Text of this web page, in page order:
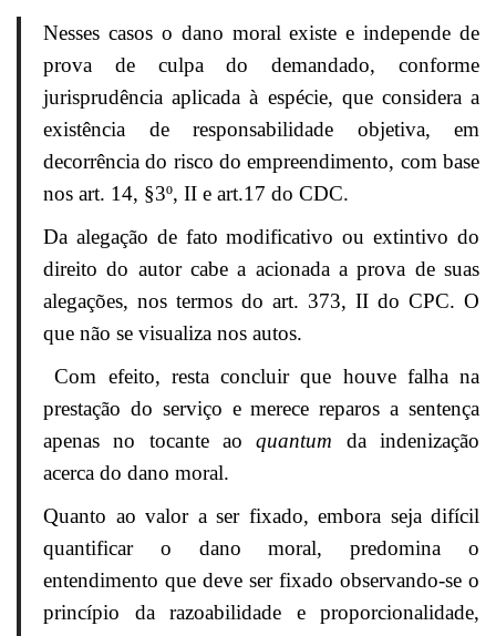
Nesses casos o dano moral existe e independe de
prova de culpa do demandado, conforme
jurisprudência aplicada à espécie, que considera a
existência de responsabilidade objetiva, em
decorrência do risco do empreendimento, com base
nos art. 14, §3º, II e art.17 do CDC.
Da alegação de fato modificativo ou extintivo do
direito do autor cabe a acionada a prova de suas
alegações, nos termos do art. 373, II do CPC. O
que não se visualiza nos autos.
Com efeito, resta concluir que houve falha na
prestação do serviço e merece reparos a sentença
apenas no tocante aoquantum da indenização
acerca do dano moral.
Quanto ao valor a ser fixado, embora seja difícil
quantificar o dano moral, predomina o
entendimento que deve ser fixado observando-se o
princípio da razoabilidade e proporcionalidade,